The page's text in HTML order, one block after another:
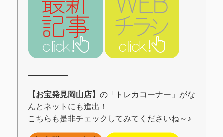
―――――
【お宝発見岡山店】 の「トレカコーナー」がな
んとネットにも進出！
こちらも是非チェックしてみてくださいね～♪